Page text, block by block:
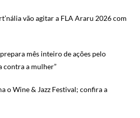
vão agitar a FLA Araru 2026 com
mês inteiro de ações pelo
contra a mulher”
o Wine & Jazz Festival; confira a